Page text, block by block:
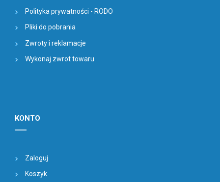
Polityka prywatności - RODO
Pliki do pobrania
Zwroty i reklamacje
Wykonaj zwrot towaru
KONTO
Zaloguj
Koszyk